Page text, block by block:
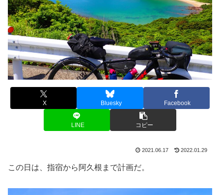
X Bluesky Facebook
LINE コピー
2021.06.17 2022.01.29
この日は、指宿から阿久根まで計画だ。